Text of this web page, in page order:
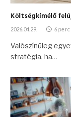
Költségkímélő
2026.04.29. 6
Valószínűleg
stratégia, ha…